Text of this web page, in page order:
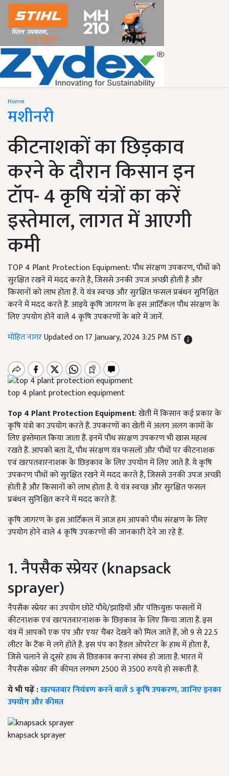
Home
मशीनरी
कीटनाशकों का छिड़काव
करने के दौरान किसान इन
टॉप- 4 कृषि यंत्रों का करें
इस्तेमाल, लागत में आएगी
कमी
TOP 4 Plant Protection Equipment: पौध संरक्षण उपकरण, पौधों को
सुरक्षित रखने में मदद करते है, जिससे उनकी उपज अच्छी होती है और
किसानों को लाभ होता है. ये यंत्र स्वच्छ और सुरक्षित फसल प्रबंधन सुनिश्चित
करने में मदद करते हैं. आइये कृषि जागरण के इस आर्टिकल पौध संरक्षण के
लिए उपयोग होने वाले 4 कृषि उपकरणों के बारे में जानें.
मोहित नागरUpdated on 17 January, 2024 3:25 PM IST
top 4 plant protection equipment
Top 4 Plant Protection Equipment: खेती में किसान कई प्रकार के
कृषि यंत्रो का उपयोग करते हैं. उपकरणों का खेती में अलग अलग कामों के
लिए इस्तेमाल किया जाता हैं. इनमें पौध संरक्षण उपकरण भी खास महत्व
रखते हैं. आपको बता दें, पौध संरक्षण यंत्र फसलों और पौधों पर कीटनाशक
एवं खरपतवारनाशक के छिड़काव के लिए उपयोग में लिए जाते हैं. ये कृषि
उपकरण पौधों को सुरक्षित रखने में मदद करते है, जिससे उनकी उपज अच्छी
होती है और किसानों को लाभ होता है. ये यंत्र स्वच्छ और सुरक्षित फसल
प्रबंधन सुनिश्चित करने में मदद करते हैं.
कृषि जागरण के इस आर्टिकल में आज हम आपको पौध संरक्षण के लिए
उपयोग होने वाले 4 कृषि उपकरणों की जानकारी देने जा रहे हैं.
1. नैपसैक स्प्रेयर (knapsack
sprayer)
नैपसैक स्प्रेयर का उपयोग छोटे पौधे/झाड़ियों और पंक्तियुक्त फसलों में
कीटनाशक एवं खरपतवारनाशक के छिड़काव के लिए किया जाता है. इस
यंत्र में आपको एक पंप और एयर चैंबर देखने को मिल जाते हैं, जो 9 से 22.5
लीटर के टैंक मे लगे होते है. इस पंप का हैंडल ओपरेटर के हाथ में होता है,
जिसे चलाने से दूसरे हाथ से छिडकाव करना संभव हो जाता है. भारत में
नैपसैक स्प्रेयर की कीमत लगभग 2500 से 3500 रुपये हो सकती है.
ये भी पढ़ें :खरपतवार नियंत्रण करने वाले 5 कृषि उपकरण, जानिए इनका
उपयोग और कीमत
knapsack sprayer